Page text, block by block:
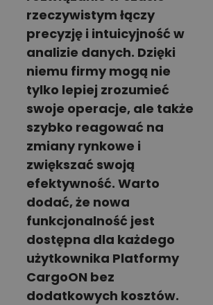
rzeczywistym łączy
precyzję i intuicyjność w
analizie danych. Dzięki
niemu firmy mogą nie
tylko lepiej zrozumieć
swoje operacje, ale także
szybko reagować na
zmiany rynkowe i
zwiększać swoją
efektywność. Warto
dodać, że nowa
funkcjonalność jest
dostępna dla każdego
użytkownika Platformy
CargoON bez
dodatkowych kosztów.